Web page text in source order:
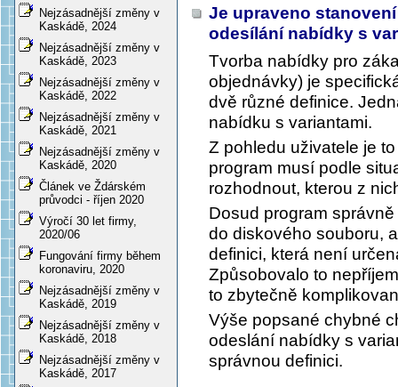
Nejzásadnější změny v
Kaskádě, 2024
Nejzásadnější změny v
Kaskádě, 2023
Nejzásadnější změny v
Kaskádě, 2022
Nejzásadnější změny v
Kaskádě, 2021
Nejzásadnější změny v
Kaskádě, 2020
Článek ve Ždárském
průvodci - říjen 2020
Výročí 30 let firmy,
2020/06
Fungování firmy během
koronaviru, 2020
Nejzásadnější změny v
Kaskádě, 2019
Nejzásadnější změny v
Kaskádě, 2018
Nejzásadnější změny v
Kaskádě, 2017
Je upraveno
odesílání nabídky s
Tvorba nabídky pro
objednávky) je
dvě různé definice.
nabídku s variantami.
Z pohledu uživatele je
program musí podle
rozhodnout, kterou z
Dosud program
do diskového souboru,
definici, která není
Způsobovalo to
to zbytečně
Výše popsané chybné
odeslání nabídky s
správnou definici.